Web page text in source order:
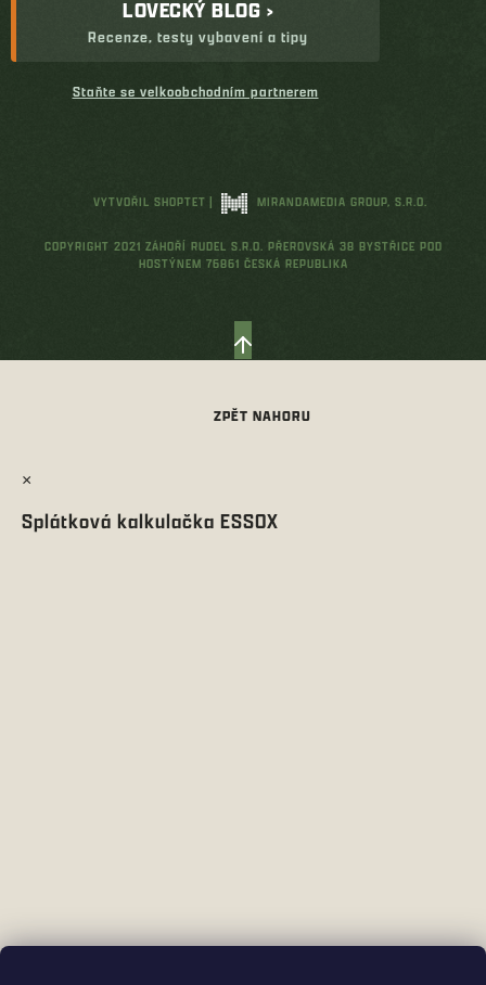
LOVECKÝ BLOG ›
Recenze, testy vybavení a tipy
Staňte se velkoobchodním partnerem
VYTVOŘIL SHOPTET | MIRANDAMEDIA GROUP, S.R.O.
COPYRIGHT 2021 ZÁHOŘÍ RUDEL S.R.O. PŘEROVSKÁ 38 BYSTŘICE POD
HOSTÝNEM 76861 ČESKÁ REPUBLIKA
×
Splátková kalkulačka ESSOX